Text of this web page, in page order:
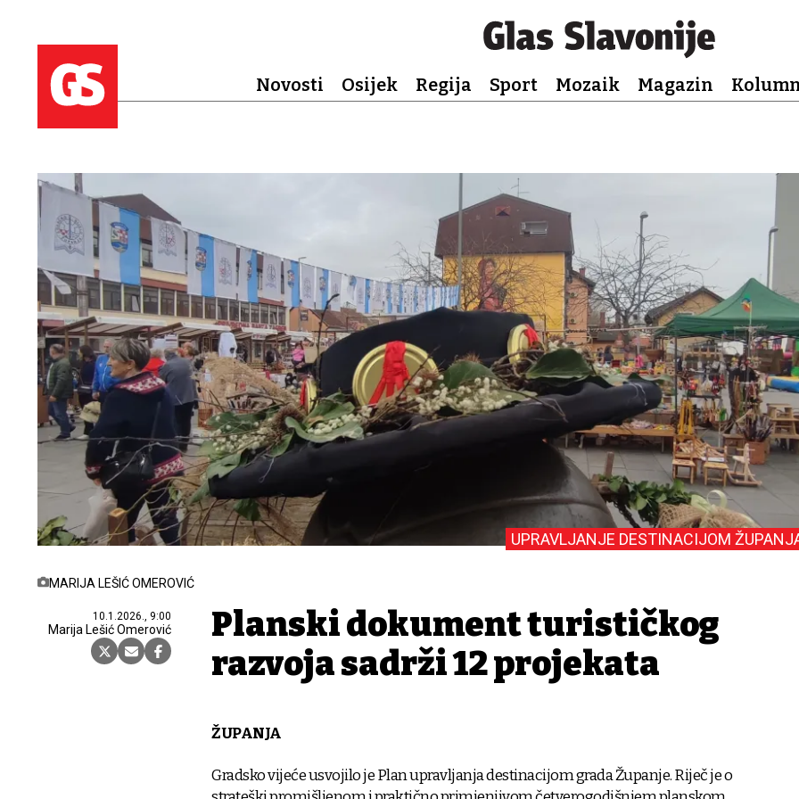
Novosti Osijek Regija Sport Mozaik Magazin
MARIJA LEŠIĆ OMEROVIĆ
10.1.2026., 9:00
Marija Lešić Omerović
UPRAVLJANJE DESTINACIJOM
Planski dokument turističkog
razvoja sadrži 12 projekata
ŽUPANJA
Gradsko vijeće usvojilo je Plan upravljanja destinacijom grada Županje. Riječ je o